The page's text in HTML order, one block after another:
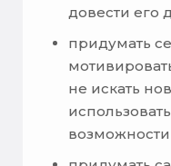
довести его
придумать
не искать